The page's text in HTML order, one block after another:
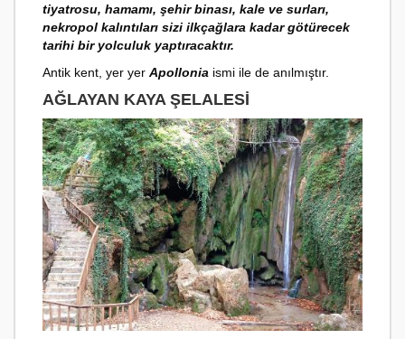
tiyatrosu, hamamı, şehir binası, kale ve surları,
nekropol kalıntıları sizi ilkçağlara kadar götürecek
tarihi bir yolculuk yaptıracaktır.
Antik kent, yer yer Apollonia ismi ile de anılmıştır.
AĞLAYAN KAYA ŞELALESI